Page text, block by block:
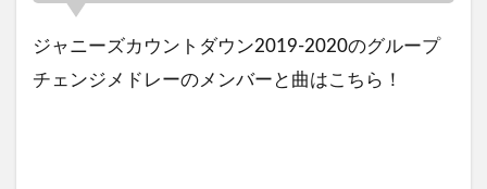
ジャニーズカウントダウン2019-2020のグループ
チェンジメドレーのメンバーと曲はこちら！